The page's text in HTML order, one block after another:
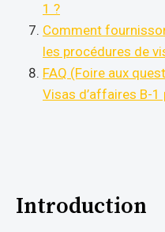
1 ?
Comment
les procédures de
FAQ (Foire aux
Visas d’affaires B-
Introduction